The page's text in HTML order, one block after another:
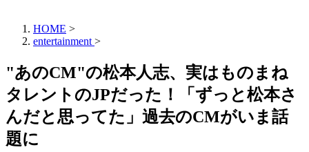
HOME >
entertainment >
"あのCM"の松本人志、実はものまね
タレントのJPだった！「ずっと松本さ
んだと思ってた」過去のCMがいま話
題に